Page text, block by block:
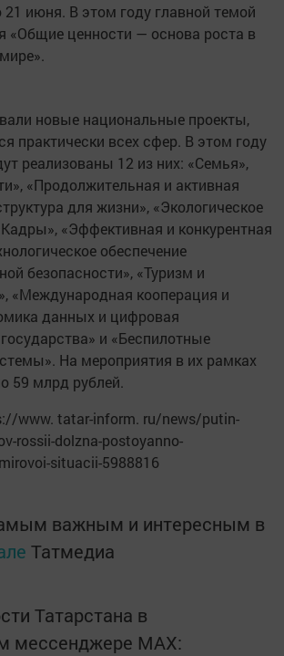
21 июня. В этом году главной темой
«Общие ценности — основа роста в
новые национальные проекты,
практически всех сфер. В этом году
реализованы 12 из них: «Семья»,
«Продолжительная и активная
для жизни», «Экологическое
«Эффективная и конкурентная
обеспечение
безопасности», «Туризм и
«Международная кооперация и
данных и цифровая
и «Беспилотные
На мероприятия в их рамках
59 млрд рублей.
www. tatar-inform. ru/news/putin-
rossii-dolzna-postoyanno-
situacii-5988816
важным и интересным в
Татмедиа
Татарстана в
мессенджере MАХ: